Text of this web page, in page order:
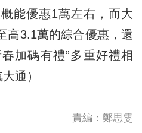
能優惠1萬左右 ，而大
高3.1萬的綜合優惠，還
加碼有禮”多重好禮相
通）
責編：鄭思雯